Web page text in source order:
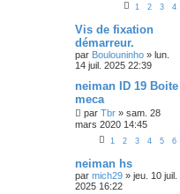
1 2 3 4
Vis de fixation
démarreur.
par Boulouninho » lun.
14 juil. 2025 22:39
neiman ID 19 Boite
meca
par Tbr » sam. 28
mars 2020 14:45
1 2 3 4 5 6
neiman hs
par mich29 » jeu. 10 juil.
2025 16:22